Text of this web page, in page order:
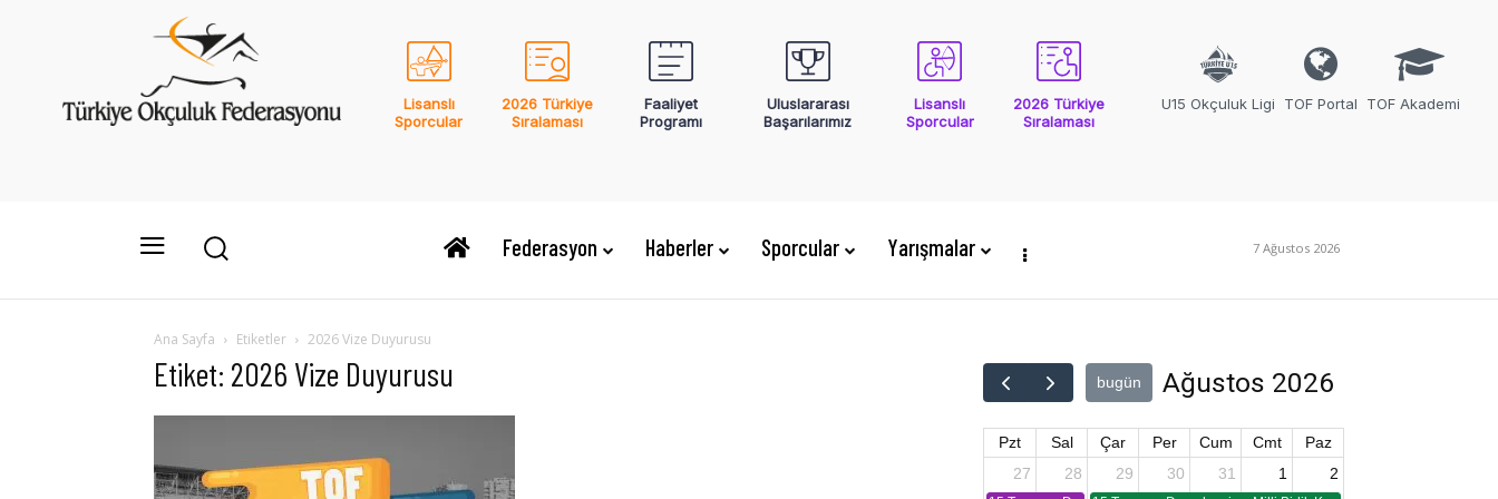
Lisanslı
Sporcular
2026 Türkiye
Sıralaması
Faaliyet
Programı
Uluslararası
Başarılarımız
Lisanslı
Sporcular
2026 Türkiye
Sıralaması
U15 Okçuluk Ligi TOF Portal TOF Akademi
Federasyon Haberler Sporcular Yarışmalar 7 Ağustos 2026
Ana Sayfa Etiketler 2026 Vize Duyurusu
Etiket: 2026 Vize Duyurusu bugün Ağustos 2026
Pzt Sal Çar Per Cum Cmt
Paz
27
28 29 30 31 1 2